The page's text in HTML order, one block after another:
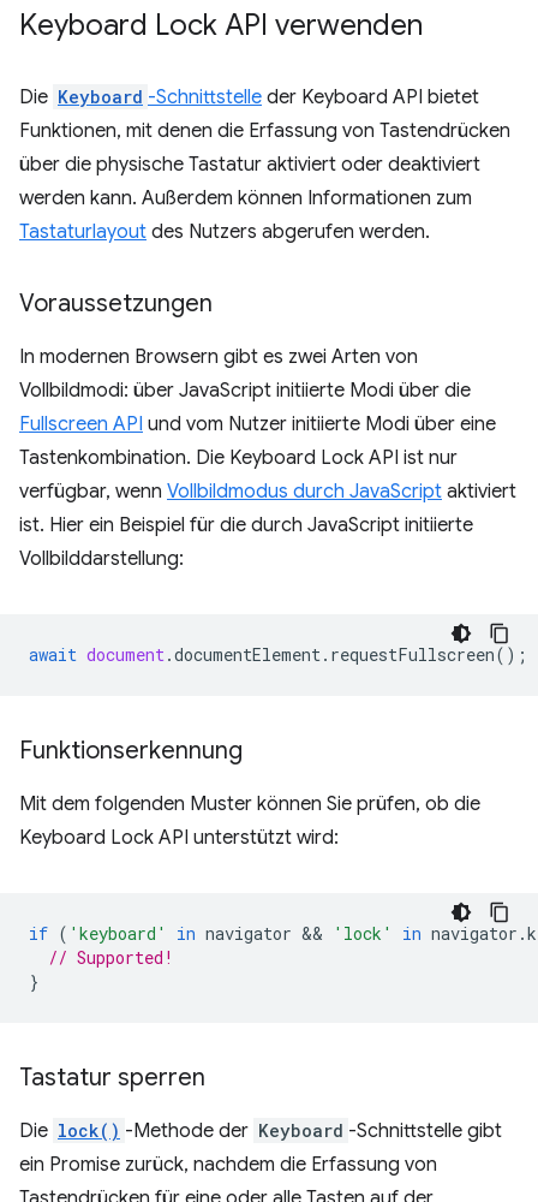
Keyboard Lock API verwenden
Die Keyboard -Schnittstelle der Keyboard API bietet
Funktionen, mit denen die Erfassung von Tastendrücken
über die physische Tastatur aktiviert oder deaktiviert
werden kann. Außerdem können Informationen zum
Tastaturlayout des Nutzers abgerufen werden.
Voraussetzungen
In modernen Browsern gibt es zwei Arten von
Vollbildmodi: über JavaScript initiierte Modi über die
Fullscreen API und vom Nutzer initiierte Modi über eine
Tastenkombination. Die Keyboard Lock API ist nur
verfügbar, wenn Vollbildmodus durch JavaScript aktiviert
ist. Hier ein Beispiel für die durch JavaScript initiierte
Vollbilddarstellung:
await document.documentElement. requestFullscreen();
Funktionserkennung
Mit dem folgenden Muster können Sie prüfen, ob die
Keyboard Lock API unterstützt wird:
if ( 'keyboard' in navigator && 'lock' in navigator .
// Supported!
}
Tastatur sperren
Die lock() -Methode der Keyboard -Schnittstelle gibt
ein Promise zurück, nachdem die Erfassung von